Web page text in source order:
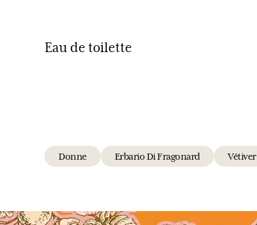
Eau de toilette
Donne Erbario Di Fragonard Vétiver